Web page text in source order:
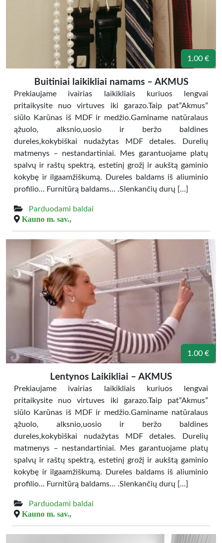
1.00 €
Buitiniai laikikliai namams – AKMUS
Prekiaujame ivairias laikikliais kuriuos lengvai
pritaikysite nuo virtuves iki garazo.Taip pat”Akmus”
siūlo Karūnas iš MDF ir medžio.Gaminame natūralaus
ąžuolo, alksnio,uosio ir beržo baldines
dureles,kokybiškai nudažytas MDF detales. Durelių
matmenys – nestandartiniai. Mes garantuojame platų
spalvų ir raštų spektrą, estetinį grožį ir aukštą gaminio
kokybę ir ilgaamžiškumą. Dureles baldams iš aliuminio
profilio… Furnitūrą baldams… .Slenkančių durų […]
Parduodami baldai
Kauno m. sav.,
1.00 €
Lentynos Laikikliai – AKMUS
Prekiaujame ivairias laikikliais kuriuos lengvai
pritaikysite nuo virtuves iki garazo.Taip pat”Akmus”
siūlo Karūnas iš MDF ir medžio.Gaminame natūralaus
ąžuolo, alksnio,uosio ir beržo baldines
dureles,kokybiškai nudažytas MDF detales. Durelių
matmenys – nestandartiniai. Mes garantuojame platų
spalvų ir raštų spektrą, estetinį grožį ir aukštą gaminio
kokybę ir ilgaamžiškumą. Dureles baldams iš aliuminio
profilio… Furnitūrą baldams… .Slenkančių durų […]
Parduodami baldai
Kauno m. sav.,